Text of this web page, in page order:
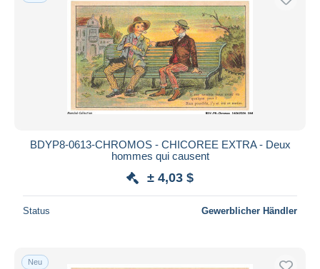
BDYP8-0613-CHROMOS - CHICOREE EXTRA - Deux
hommes qui causent
± 4,03 $
Status Gewerblicher Händler
Neu